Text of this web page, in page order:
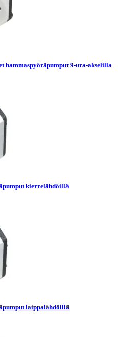
hammaspyöräpumput 9-ura-akselilla
kierrelähdöillä
laippalähdöillä